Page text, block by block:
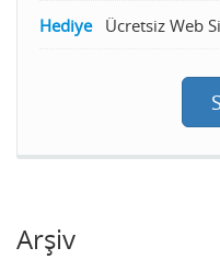
Hediye Ücretsiz Web
Arşiv